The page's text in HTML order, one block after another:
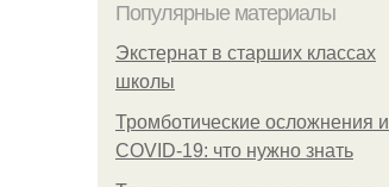
Популярные материалы
Экстернат в старших классах
школы
Тромботические осложнения и
COVID-19: что нужно знать